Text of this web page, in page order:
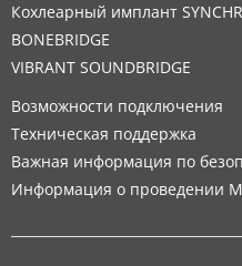
Кохлеарный имплант
BONEBRIDGE
VIBRANT SOUNDBRIDGE
Возможности подключения
Техническая поддержка
Важная информация по
Информация о проведении